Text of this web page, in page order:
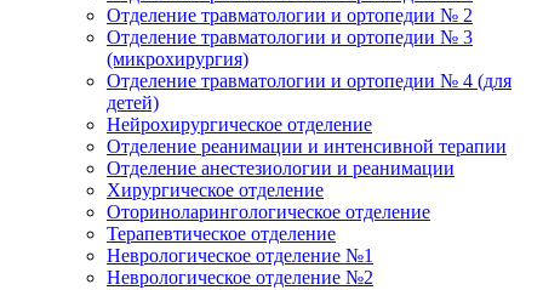
Отделение травматологии и ортопедии № 2
Отделение травматологии и ортопедии № 3
(микрохирургия)
Отделение травматологии и ортопедии № 4 (для
детей)
Нейрохирургическое отделение
Отделение реанимации и интенсивной терапии
Отделение анестезиологии и реанимации
Хирургическое отделение
Оториноларингологическое отделение
Терапевтическое отделение
Неврологическое отделение №1
Неврологическое отделение №2